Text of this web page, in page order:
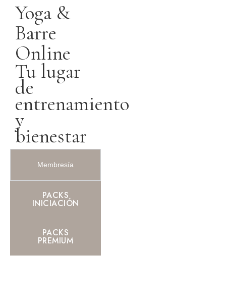
Yoga &
Barre
Online
Tu lugar
de
entrenamiento
y
bienestar
Membresía
PACKS
INICIACIÓN
PACKS
PREMIUM